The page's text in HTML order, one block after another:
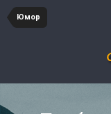
Юмор